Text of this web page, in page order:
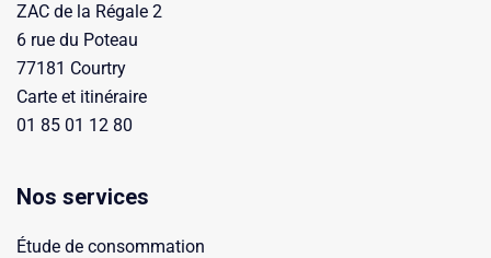
ZAC de la Régale 2
6 rue du Poteau
77181 Courtry
Carte et itinéraire
01 85 01 12 80
Nos services
Étude de consommation